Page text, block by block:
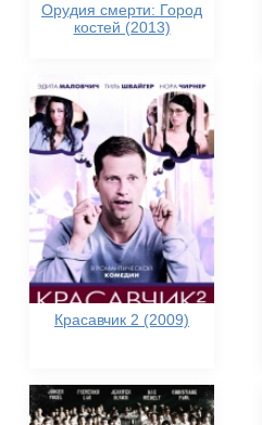
Орудия смерти: Город
костей (2013)
Красавчик 2 (2009)